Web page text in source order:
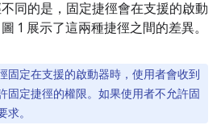
同的是，固定捷徑會在支援的啟動
1 展示了這兩種捷徑之間的差異。
固定在支援的啟動器時，使用者會收到
固定捷徑的權限。如果使用者不允許固
。